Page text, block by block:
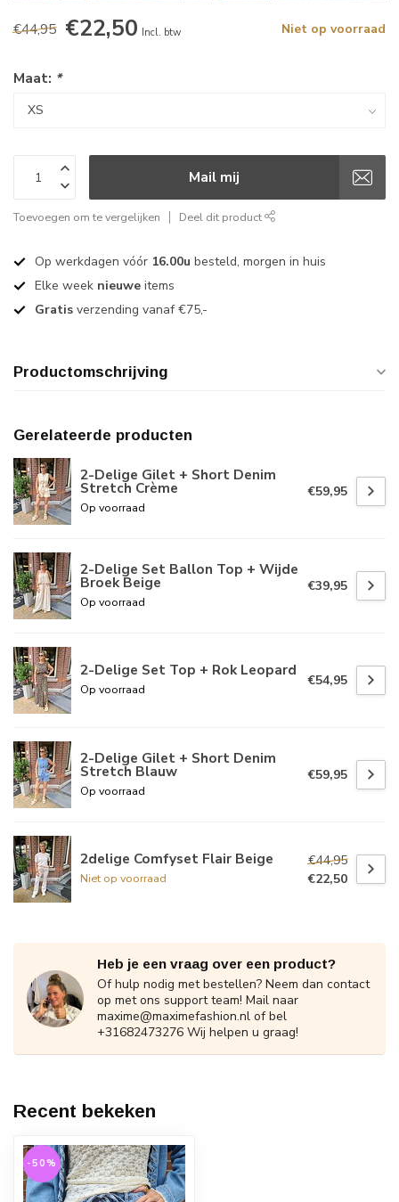
€44,95 €22,50 Incl. btw Niet op voorraad
Maat: *
Mail mij
Toevoegen om te vergelijken Deel dit product
Op werkdagen vóór 16.00u besteld, morgen in huis
Elke week nieuwe items
Gratis verzending vanaf €75,-
Productomschrijving
Gerelateerde producten
2-Delige Gilet + Short Denim
Stretch Crème
Op voorraad
€59,95
2-Delige Set Ballon Top + Wijde
Broek Beige
Op voorraad
€39,95
2-Delige Set Top + Rok Leopard
Op voorraad
€54,95
2-Delige Gilet + Short Denim
Stretch Blauw
Op voorraad
€59,95
2delige Comfyset Flair Beige
Niet op voorraad
€44,95
€22,50
Heb je een vraag over een product?
Of hulp nodig met bestellen? Neem dan contact
op met ons support team! Mail naar
maxime@maximefashion.nl of bel
+31682473276 Wij helpen u graag!
Recent bekeken
-50%